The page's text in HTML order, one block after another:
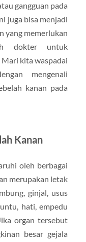
gangguan pada
juga bisa menjadi
yang memerlukan
dokter untuk
kita waspadai
mengenali
kanan pada
Kanan
oleh berbagai
merupakan letak
ginjal, usus
hati, empedu
organ tersebut
besar gejala